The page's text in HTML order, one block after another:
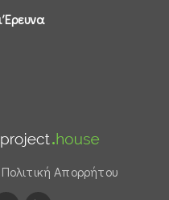
Έρευνα
Πολιτική Απορρήτου